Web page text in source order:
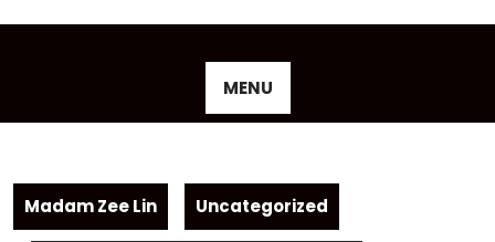
MENU
Madam Zee Lin Uncategorized